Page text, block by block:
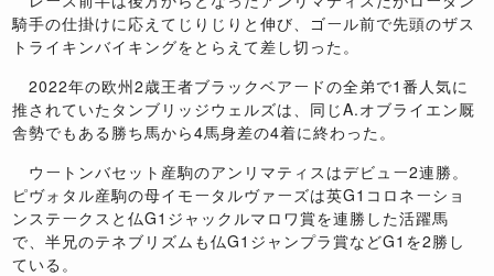
騎手の仕掛けに応えてじりじりと伸び、ゴール前で先頭のザス
トライキンバイキングをとらえて差し切った。
2022年の欧州2歳王者ブラックベアードの全弟で1番人気に
推されていたタンブリッジウェルズは、同じA.オブライエン厩
舎勢でもある勝ち馬から4馬身差の4着に終わった。
ウートンバセット産駒のアンリマティスはデビュー2連勝。
ピヴォタル産駒の母イモータルヴァーズは英G1 コロネーショ
ンステークスと仏G1 ジャックルマロワ賞を連勝した活躍馬
で、半兄のテネブリズムも仏G1 ジャンプラ賞などG1 を2勝し
ている。